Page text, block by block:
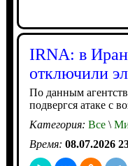
IRNA: в
отключили
По данным
подвергся атаке с
Категория: Все\
Время: 08.07.2026